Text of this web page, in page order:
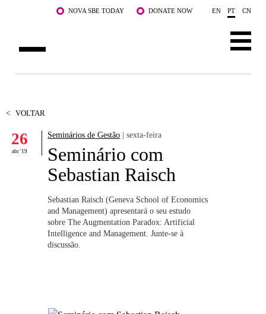
Saltar para o conteúdo principalNOVA SBE TODAY DONATE NOW EN PT CN
DOCENTES E INVESTIGAÇÃO
COMUNIDADE
WHAT'S HAPPENING
< VOLTAR
26
abr '19
Seminários de Gestão | sexta-feira
Seminário com
Sebastian Raisch
Sebastian Raisch (Geneva School of Economics
and Management) apresentará o seu estudo
sobre The Augmentation Paradox: Artificial
Intelligence and Management. Junte-se à
discussão.